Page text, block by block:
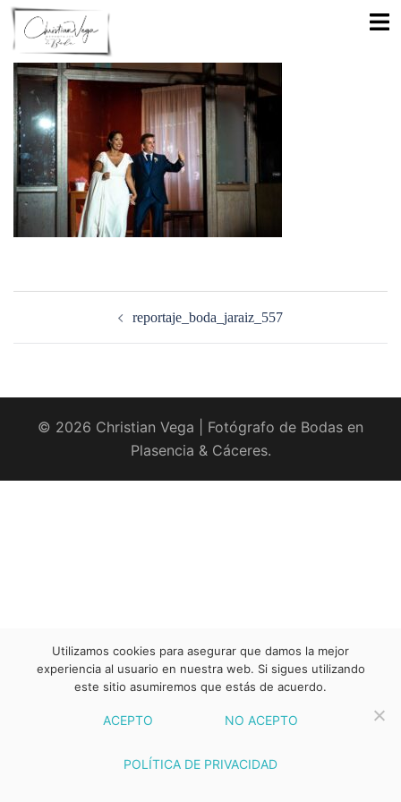
Saltar
contenido
reportaje_boda_jaraiz_557
© 2026 Christian Vega | Fotógrafo de Bodas en
Plasencia & Cáceres.
Utilizamos cookies para asegurar que damos la mejor
experiencia al usuario en nuestra web. Si sigues utilizando
este sitio asumiremos que estás de acuerdo.
ACEPTO NO ACEPTO
POLÍTICA DE PRIVACIDAD